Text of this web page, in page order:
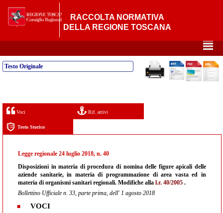
RACCOLTA NORMATIVA
DELLA REGIONE TOSCANA
²
Testo Originale
Voci Rif. attivi
Testo Storico
Legge regionale 24 luglio 2018, n. 40
Disposizioni in materia di procedura di nomina delle figure apicali delle
aziende sanitarie, in materia di programmazione di area vasta ed in
materia di organismi sanitari regionali. Modifiche alla l.r. 40/2005 .
Bollettino Ufficiale n. 33, parte prima, dell' 1 agosto 2018
VOCI